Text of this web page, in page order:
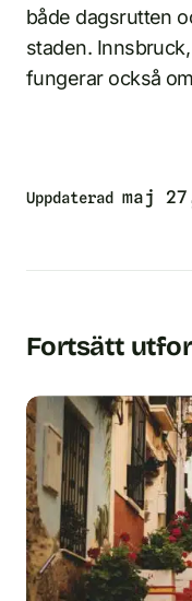
både dagsrutten
staden.
fungerar också
Uppdaterad maj
Fortsätt